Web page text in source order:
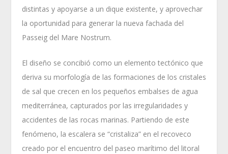
distintas y apoyarse a un dique existente, y aprovechar
la oportunidad para generar la nueva fachada del
Passeig del Mare Nostrum.
El diseño se concibió como un elemento tectónico que
deriva su morfología de las formaciones de los cristales
de sal que crecen en los pequeños embalses de agua
mediterránea, capturados por las irregularidades y
accidentes de las rocas marinas. Partiendo de este
fenómeno, la escalera se “cristaliza” en el recoveco
creado por el encuentro del paseo marítimo del litoral